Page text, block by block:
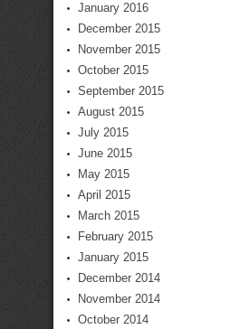
January 2016
December 2015
November 2015
October 2015
September 2015
August 2015
July 2015
June 2015
May 2015
April 2015
March 2015
February 2015
January 2015
December 2014
November 2014
October 2014